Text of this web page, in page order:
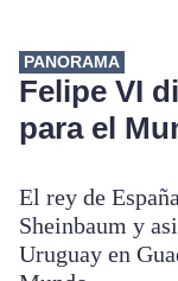
PANORAMA
Felipe VI
para el
El rey de
Sheinbaum y
Uruguay en